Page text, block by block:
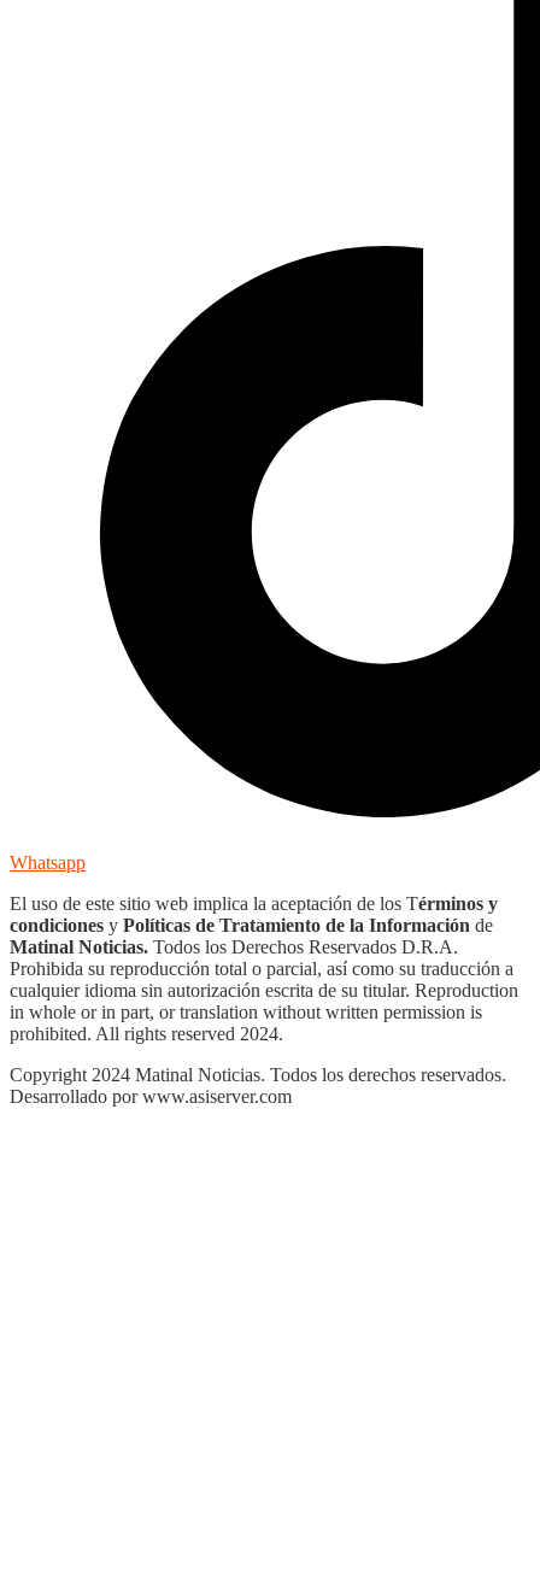
Whatsapp
El uso de este sitio web implica la aceptación de los Términos y
condiciones y Políticas de Tratamiento de la Información de
Matinal Noticias. Todos los Derechos Reservados D.R.A.
Prohibida su reproducción total o parcial, así como su traducción a
cualquier idioma sin autorización escrita de su titular. Reproduction
in whole or in part, or translation without written permission is
prohibited. All rights reserved 2024.
Copyright 2024 Matinal Noticias. Todos los derechos reservados.
Desarrollado por www.asiserver.com